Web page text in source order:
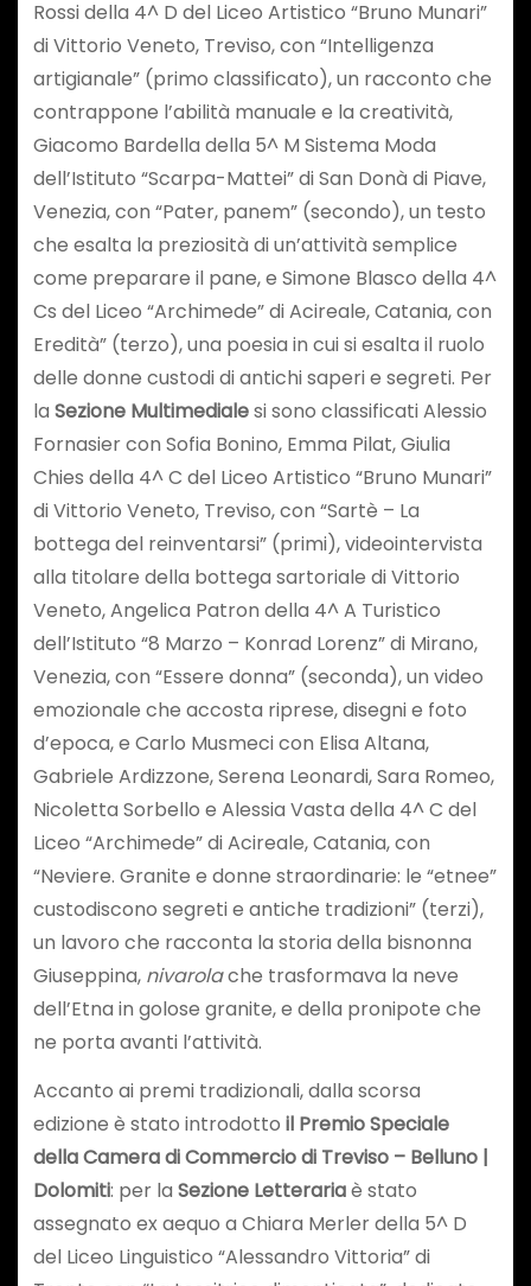
Rossi della 4^ D del Liceo Artistico “Bruno Munari”
di Vittorio Veneto, Treviso, con “Intelligenza
artigianale” (primo classificato), un racconto che
contrappone l’abilità manuale e la creatività,
Giacomo Bardella della 5^ M Sistema Moda
dell’Istituto “Scarpa-Mattei” di San Donà di Piave,
Venezia, con “Pater, panem” (secondo), un testo
che esalta la preziosità di un’attività semplice
come preparare il pane, e Simone Blasco della 4^
Cs del Liceo “Archimede” di Acireale, Catania, con
Eredità” (terzo), una poesia in cui si esalta il ruolo
delle donne custodi di antichi saperi e segreti. Per
la Sezione Multimedialesi sono classificati Alessio
Fornasier con Sofia Bonino, Emma Pilat, Giulia
Chies della 4^ C del Liceo Artistico “Bruno Munari”
di Vittorio Veneto, Treviso, con “Sartè – La
bottega del reinventarsi” (primi), videointervista
alla titolare della bottega sartoriale di Vittorio
Veneto, Angelica Patron della 4^ A Turistico
dell’Istituto “8 Marzo – Konrad Lorenz” di Mirano,
Venezia, con “Essere donna” (seconda), un video
emozionale che accosta riprese, disegni e foto
d’epoca, e Carlo Musmeci con Elisa Altana,
Gabriele Ardizzone, Serena Leonardi, Sara Romeo,
Nicoletta Sorbello e Alessia Vasta della 4^ C del
Liceo “Archimede” di Acireale, Catania, con
“Neviere. Granite e donne straordinarie: le “etnee”
custodiscono segreti e antiche tradizioni” (terzi),
un lavoro che racconta la storia della bisnonna
Giuseppina, nivarolache trasformava la neve
dell’Etna in golose granite, e della pronipote che
ne porta avanti l’attività.
Accanto ai premi tradizionali, dalla scorsa
edizione è stato introdotto il Premio Speciale
della Camera di Commercio di Treviso – Belluno |
Dolomiti: per la Sezione Letterariaè stato
assegnato ex aequo a Chiara Merler della 5^ D
del Liceo Linguistico “Alessandro Vittoria” di